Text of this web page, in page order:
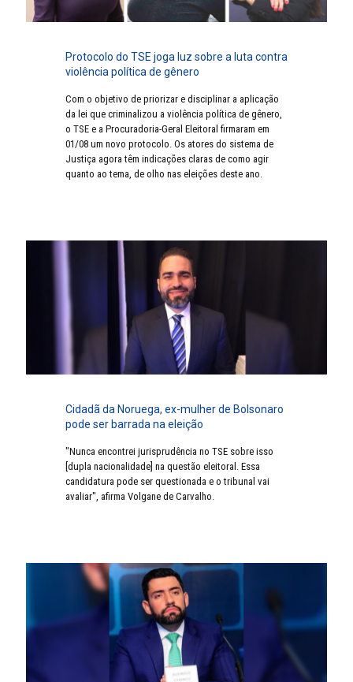
Protocolo do TSE joga luz sobre a luta contra
violência política de gênero
Com o objetivo de priorizar e disciplinar a aplicação
da lei que criminalizou a violência política de gênero,
o TSE e a Procuradoria-Geral Eleitoral firmaram em
01/08 um novo protocolo. Os atores do sistema de
Justiça agora têm indicações claras de como agir
quanto ao tema, de olho nas eleições deste ano.
Cidadã da Noruega, ex-mulher de Bolsonaro
pode ser barrada na eleição
"Nunca encontrei jurisprudência no TSE sobre isso
[dupla nacionalidade] na questão eleitoral. Essa
candidatura pode ser questionada e o tribunal vai
avaliar", afirma Volgane de Carvalho.